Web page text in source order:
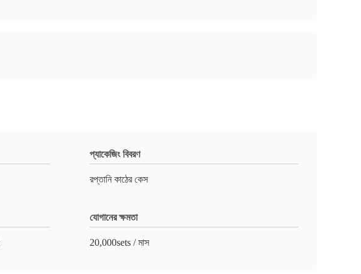
প্যাকেজিং বিবরণ
রপ্তানি কাঠের কেস
যোগানের ক্ষমতা
20,000sets / মাস